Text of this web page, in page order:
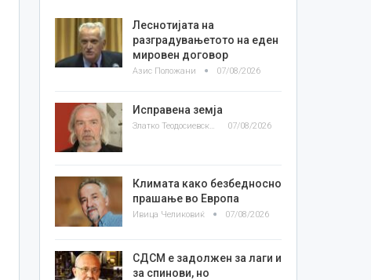
Леснотијата на
разградувањетото на еден
мировен договор
Азис Положани 07/08/2026
Исправена земја
Златко Теодосиевски 07/08/2026
Климата како безбедносно
прашање во Европа
Ивица Челиковиќ 07/08/2026
СДСМ е задолжен за лаги и
за спинови, но